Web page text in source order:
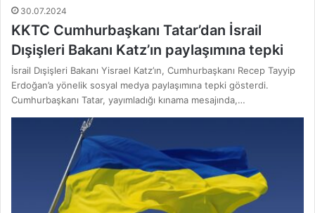
30.07.2024
KKTC Cumhurbaşkanı Tatar’dan İsrail
Dışişleri Bakanı Katz’ın paylaşımına tepki
İsrail Dışişleri Bakanı Yisrael Katz’ın, Cumhurbaşkanı Recep Tayyip
Erdoğan’a yönelik sosyal medya paylaşımına tepki gösterdi.
Cumhurbaşkanı Tatar, yayımladığı kınama mesajında,…